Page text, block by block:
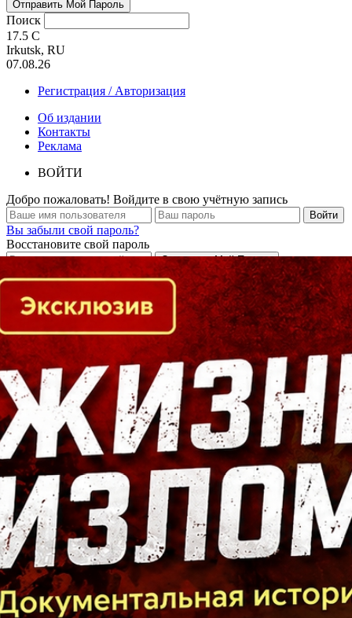
Поиск
17.5 C
Irkutsk, RU
07.08.26
Регистрация / Авторизация
Об издании
Контакты
Реклама
ВОЙТИ
Добро пожаловать! Войдите в свою учётную запись
Вы забыли свой пароль?
Восстановите свой пароль
Кто есть кто в Байкальском регионе